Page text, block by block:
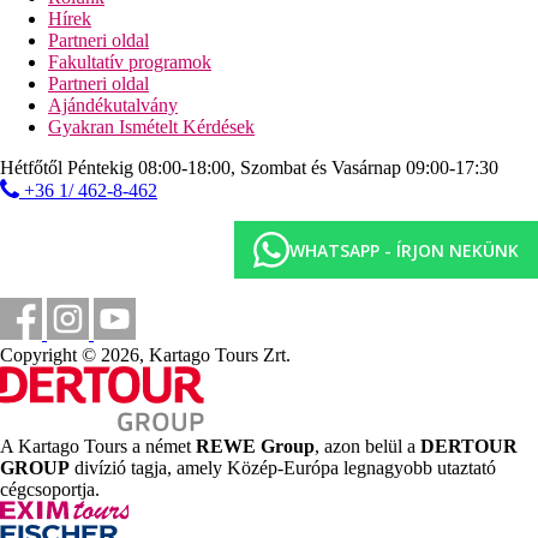
24:00)
vacsora lehetőség az à la carte étteremben (minimum 7
éjszakás tartózkodás esetén 1x)
A gluténmentes/laktózmentes étrendet előre be kell jelenteni.
Sport ajánlat
Ingyenes:aerobik, vízi aerobik, jóga, darts, sportok az
fitnesz, biliárd, asztalitenisz,
kerékpárkölcsönzés. A szállodától kb. 200 méterre található egy
minigolfpálya.
Szórakozás
Könnyed animációs programok, alkalmanként élőzene és
szórakoztató előadások.
Gyermekek
Úszómedence, játszótér, miniklub, tiniklub, ingyenes kiságy
(kérésre).
Hírek
Partneri oldal
Fakultatív programok
Partneri oldal
Ajándékutalvány
Gyakran Ismételt Kérdések
Hétfőtől Péntekig 08:00-18:00, Szombat és Vasárnap 09:00-17:30
+36 1/ 462-8-462
WHATSAPP - ÍRJON NEKÜNK
Copyright © 2026, Kartago Tours Zrt.
A Kartago Tours a német REWE Group, azon belül a DERTOUR
GROUP divízió tagja, amely Közép-Európa legnagyobb utaztató
cégcsoportja.